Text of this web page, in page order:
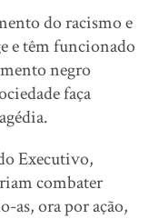
do racismo e
e têm funcionado
negro
faça
Executivo,
combater
as, ora por ação,